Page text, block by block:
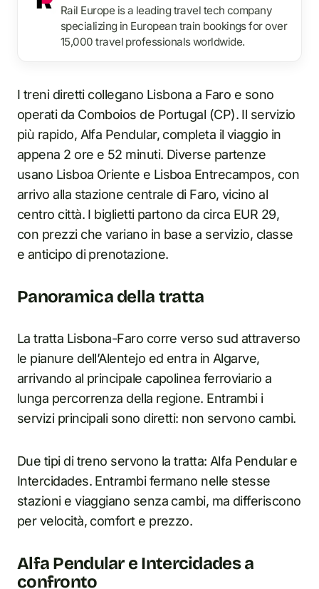
Rail Europe is a leading travel tech company
specializing in European train bookings for over
15,000 travel professionals worldwide.
I treni diretti collegano Lisbona a Faro e sono
operati da Comboios de Portugal (CP). Il servizio
più rapido, Alfa Pendular, completa il viaggio in
appena 2 ore e 52 minuti. Diverse partenze
usano Lisboa Oriente e Lisboa Entrecampos, con
arrivo alla stazione centrale di Faro, vicino al
centro città. I biglietti partono da circa EUR 29,
con prezzi che variano in base a servizio, classe
e anticipo di prenotazione.
Panoramica della tratta
La tratta Lisbona-Faro corre verso sud attraverso
le pianure dell’Alentejo ed entra in Algarve,
arrivando al principale capolinea ferroviario a
lunga percorrenza della regione. Entrambi i
servizi principali sono diretti: non servono cambi.
Due tipi di treno servono la tratta: Alfa Pendular e
Intercidades. Entrambi fermano nelle stesse
stazioni e viaggiano senza cambi, ma differiscono
per velocità, comfort e prezzo.
Alfa Pendular e Intercidades a
confronto